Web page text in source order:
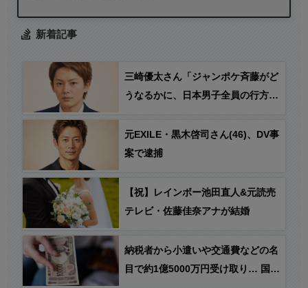
新着記事
三崎優太さん「ジャンポケ斉藤がど
うなるかに、日本男子全員の行方が
元EXILE・黒木啓司さん(46)、DV事
案で逮捕
【祝】レインボー池田直人&元読売
テレビ・佐藤佳奈アナが結婚
納税者から小遣いや交通費などの名
目で約1億5000万円受け取り… 国税